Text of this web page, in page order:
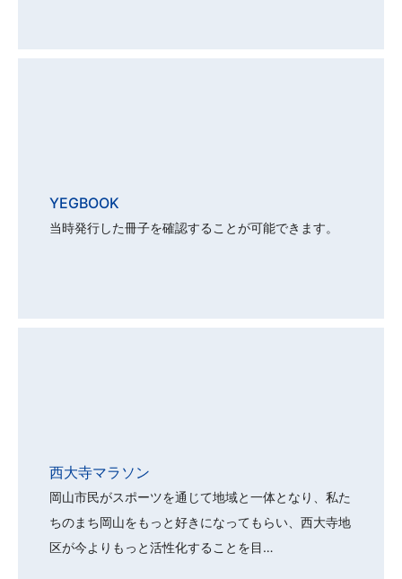
YEGBOOK
当時発行した冊子を確認することが可能できます。
西大寺マラソン
岡山市民がスポーツを通じて地域と一体となり、私た
ちのまち岡山をもっと好きになってもらい、西大寺地
区が今よりもっと活性化することを目…